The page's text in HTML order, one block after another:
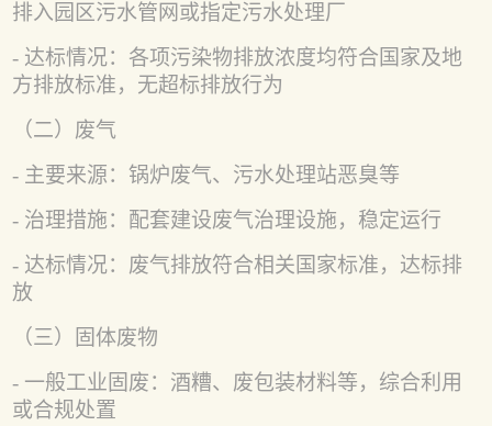
排入园区污水管网或指定污水处理厂
- 达标情况：各项污染物排放浓度均符合国家及地
方排放标准，无超标排放行为
（二）废气
- 主要来源：锅炉废气、污水处理站恶臭等
- 治理措施：配套建设废气治理设施，稳定运行
- 达标情况：废气排放符合相关国家标准，达标排
放
（三）固体废物
- 一般工业固废：酒糟、废包装材料等，综合利用
或合规处置